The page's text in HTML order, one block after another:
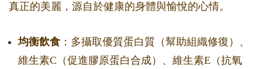
真正的美麗，源自於健康的身體與愉悅的心情。
均衡飲食 ：多攝取優質蛋白質（幫助組織修復）、
維生素C（促進膠原蛋白合成）、維生素E（抗氧